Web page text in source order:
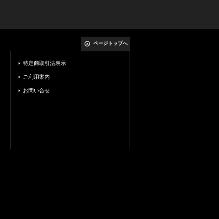
ページトップへ
特定商取引法表示
ご利用案内
お問い合せ